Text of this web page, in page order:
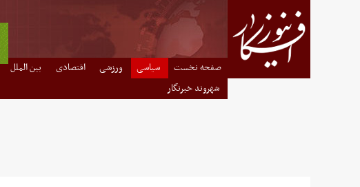
صفحه نخست سیاسی ورزشی اقتصادی بین الملل
شهروند خبرنگار